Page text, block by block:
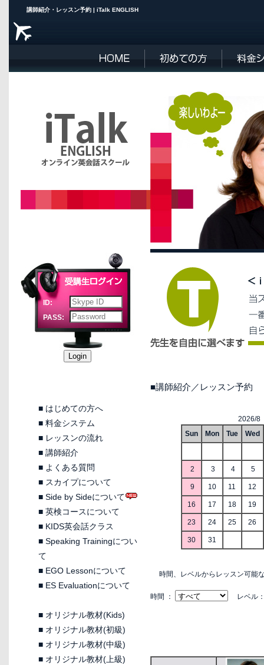
講師紹介・レッスン予約 | iTalk ENGLISH
ID:
PASS:
■ はじめての方へ
■ 料金システム
■ レッスンの流れ
■ 講師紹介
■ よくある質問
■ スカイプについて
■ Side by Sideについて
■ 英検コースについて
■ KIDS英会話クラス
■ Speaking Trainingについ
て
■ EGO Lessonについて
■ ES Evaluationについて
■ オリジナル教材(Kids)
■ オリジナル教材(初級)
■ オリジナル教材(中級)
■ オリジナル教材(上級)
■講師紹介／レッスン予約
2026/8
Sun
Mon Tue Wed
2 3 4 5
9 10 11 12
16 17 18 19
23 24 25 26
30 31
時間、レベルからレッスン可能
時間 ： レベル